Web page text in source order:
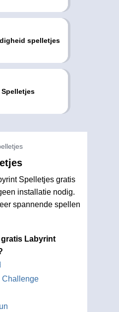
spelletjes
Spelletjes
Spelletjes gratis
installatie nodig.
spannende spellen
gratis Labyrint
Challenge